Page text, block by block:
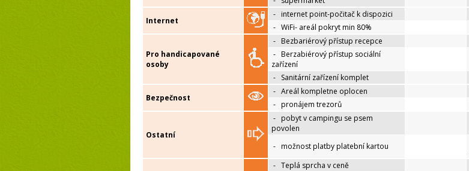
Internet
- internet point-počitač k dispozici
- WiFi- areál pokryt min 80%
Pro handicapované
osoby
- Bezbariérový přístup recepce
- Berzabiérový přístup sociální
zařízení
- Sanitární zařízení komplet
Bezpečnost
- Areál kompletne oplocen
- pronájem trezorů
Ostatní
- pobyt v campingu se psem
povolen
- možnost platby platební kartou
- Teplá sprcha v ceně